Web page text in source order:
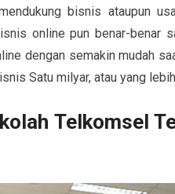
bisnis ataupun
online pun benar-benar
dengan semakin mudah
Satu milyar, atau yang
Telkomsel